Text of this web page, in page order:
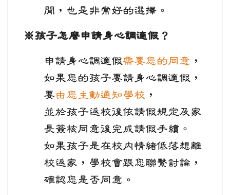
閒，也是非常好的選擇。
※孩子怎麼申請身心調適假？
申請身心調適假需要您的同意 ，
如果您的孩子要請身心調適假，
要由您主動通知學校 ，
並於孩子返校後依請假規定及家
長簽核同意後完成請假手續。
如果孩子是在校內情緒低落想離
校返家，學校會跟您聯繫討論，
確認您是否同意。